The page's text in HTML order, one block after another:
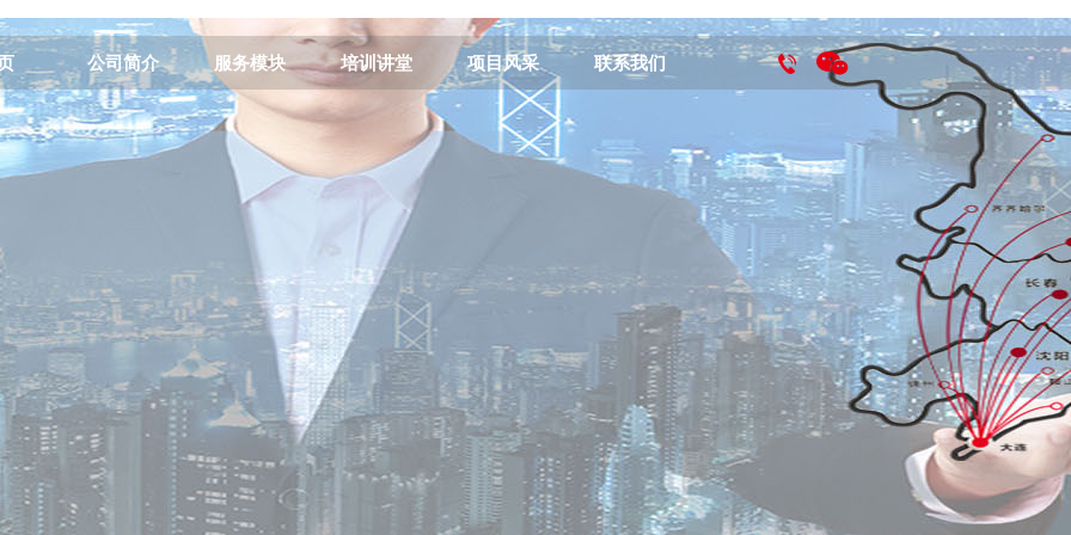
公司简介 服务模块 培训讲堂 项目风采 联系我们